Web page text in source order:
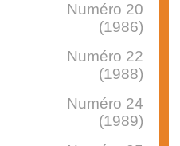
Numéro 20
(1986)
Numéro 22
(1988)
Numéro 24
(1989)